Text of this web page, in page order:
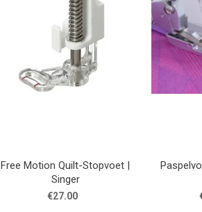
Free Motion Quilt-Stopvoet |
Singer
€27.00